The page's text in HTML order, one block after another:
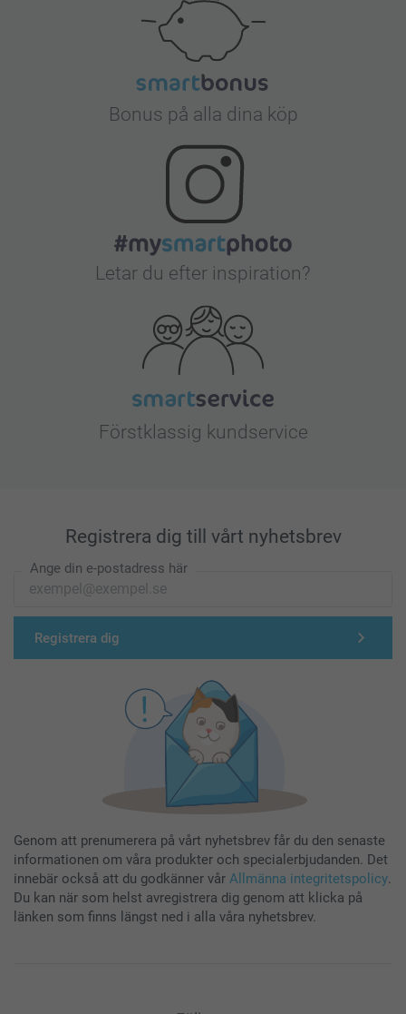
Bonus på alla dina köp
Letar du efter inspiration?
Förstklassig kundservice
Registrera dig till vårt nyhetsbrev
Ange din e-postadress här
Registrera dig
Genom att prenumerera på vårt nyhetsbrev får du den senaste
informationen om våra produkter och specialerbjudanden. Det
innebär också att du godkänner vår Allmänna integritetspolicy.
Du kan när som helst avregistrera dig genom att klicka på
länken som finns längst ned i alla våra nyhetsbrev.